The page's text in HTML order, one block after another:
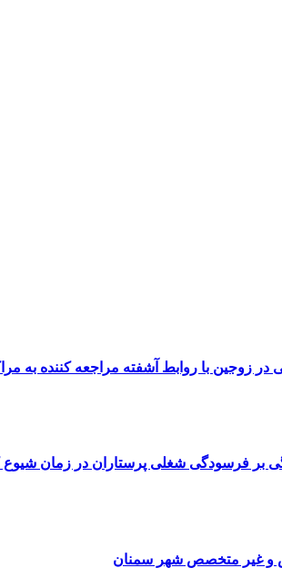
زوجین با روابط آشفته مراجعه کننده به
بر فرسودگی شغلی پرستاران در زمان شیوع
و غیر متخصص شهر سمنان